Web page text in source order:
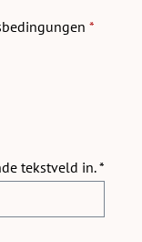
*
tekstveld in. *